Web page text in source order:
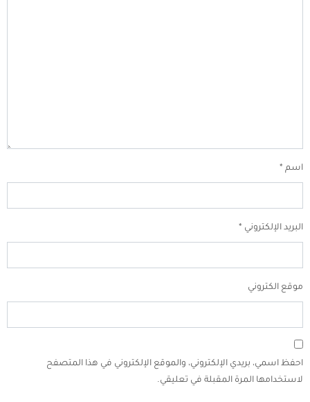
اسم *
البريد الإلكتروني *
موقع الكتروني
احفظ اسمي، بريدي الإلكتروني، والموقع الإلكتروني في هذا المتصفح
لاستخدامها المرة المقبلة في تعليقي.